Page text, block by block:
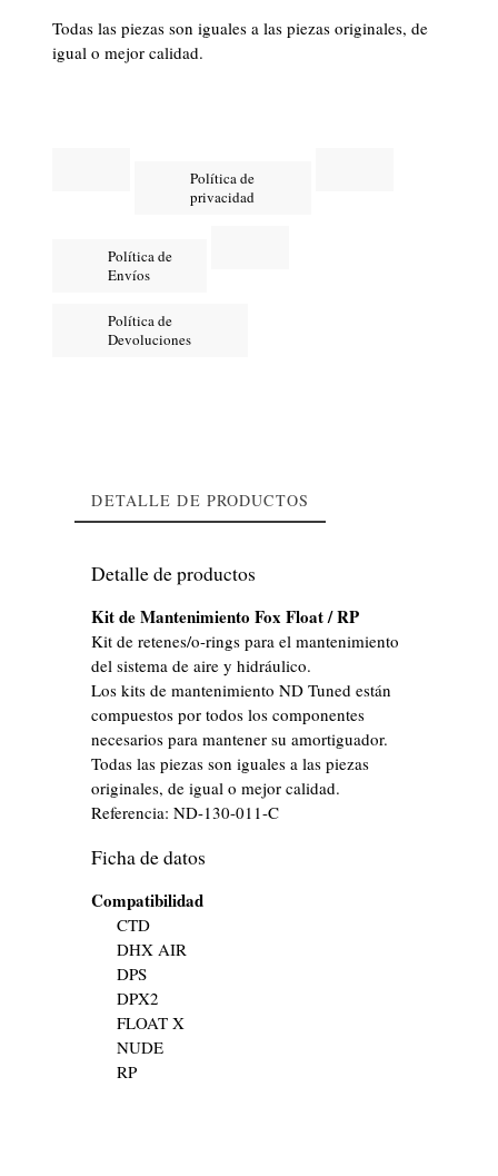
Todas las piezas son iguales a las piezas originales, de
igual o mejor calidad.
Política de
privacidad
Política de
Envíos
Política de
Devoluciones
DETALLE DE PRODUCTOS
Detalle de productos
Kit de Mantenimiento Fox Float / RP
Kit de retenes/o-rings para el mantenimiento
del sistema de aire y hidráulico.
Los kits de mantenimiento ND Tuned están
compuestos por todos los componentes
necesarios para mantener su amortiguador.
Todas las piezas son iguales a las piezas
originales, de igual o mejor calidad.
Referencia:ND-130-011-C
Ficha de datos
Compatibilidad
CTD
DHX AIR
DPS
DPX2
FLOAT X
NUDE
RP